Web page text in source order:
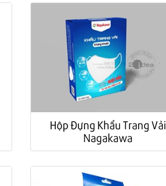
Hộp Đựng Khẩu Trang Vải
Nagakawa